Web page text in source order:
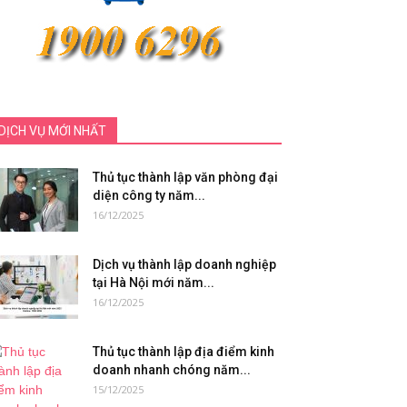
VỤ MỚI NHẤT
Thủ tục thành lập văn phòng đại
diện công ty năm...
16/12/2025
Dịch vụ thành lập doanh nghiệp
tại Hà Nội mới năm...
16/12/2025
Thủ tục thành lập địa điểm kinh
doanh nhanh chóng năm...
15/12/2025